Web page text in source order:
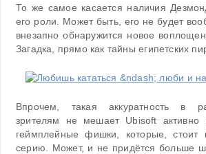
То же самое касается наличия
его роли. Может быть, его не будет
внезапно обнаружится новое
Загадка, прямо как тайны египетских
Впрочем, такая аккуратность в
зрителям не мешает Ubisoft активно
геймплейные фишки, которые, стоит
серию. Может, и не придётся больше